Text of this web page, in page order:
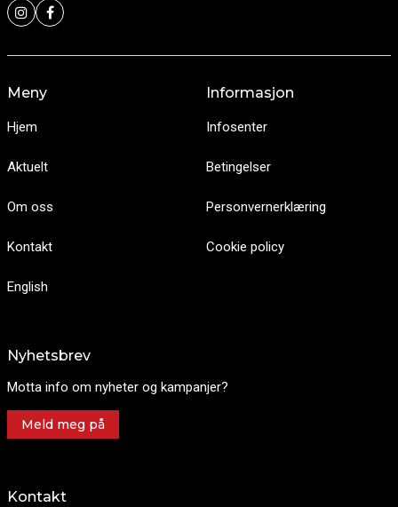
Meny
Hjem
Aktuelt
Om oss
Kontakt
English
Informasjon
Infosenter
Betingelser
Personvernerklæring
Cookie policy
Nyhetsbrev
Motta info om nyheter og kampanjer?
Meld meg på
Kontakt